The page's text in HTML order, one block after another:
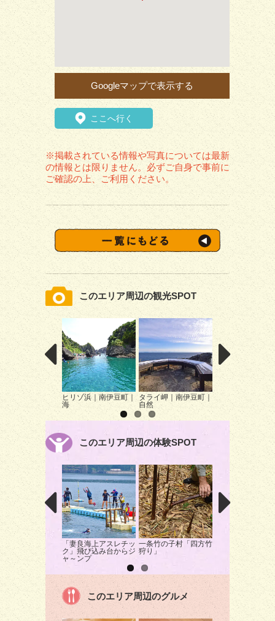
Googleマップで表示する
ここへ行く
※掲載されている情報や写真については最新
の情報とは限りません。必ずご自身で事前に
ご確認の上、ご利用ください。
このエリア周辺の観光SPOT
ヒリゾ浜｜南伊豆町｜
海
タライ岬｜南伊豆町｜
自然
みなみの桜と菜
つり｜南伊豆町
このエリア周辺の体験SPOT
「妻良海上アスレチッ
ク」飛び込み台からジ
ャ～ンプ
一条竹の子村「四方竹
狩り」
モンキーベイで
サルたちと触れ
このエリア周辺のグルメ